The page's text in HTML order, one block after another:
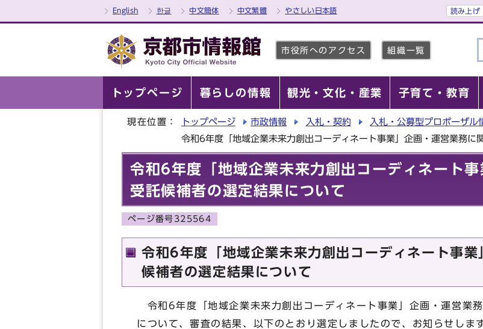
English 한글 中文簡体 中文繁體 やさしい日本語 読み上げ
市役所へのアクセス 組織一覧
トップページ 暮らしの情報 観光・文化・産業 子育て・教育
現在位置： トップページ 市政情報 入札・契約 入札・公募型プロポーザル
令和6年度「地域企業未来力創出コーディネート事業」企画・運営業務に
令和6年度「地域企業未来力創出コーディネート
受託候補者の選定結果について
ページ番号325564
令和6年度「地域企業未来力創出コーディネート事
候補者の選定結果について
令和6年度「地域企業未来力創出コーディネート事業」企画・運営業
について、審査の結果、以下のとおり選定しましたので、お知らせしま